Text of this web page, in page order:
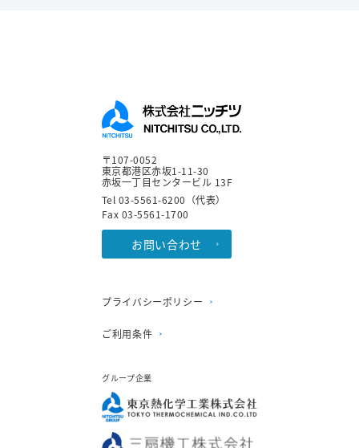
〒107-0052
東京都港区赤坂1-11-30
赤坂一丁目センタービル 13F
Tel 03-5561-6200（代表）
Fax 03-5561-1700
お問い合わせ
プライバシーポリシー
ご利用条件
グループ企業